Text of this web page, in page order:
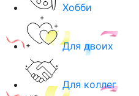
Хобби
Для двоих
Для коллег